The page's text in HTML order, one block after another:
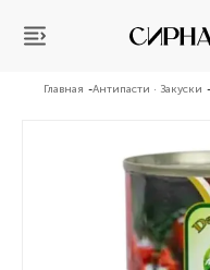
Главная Антипасти · Закуски